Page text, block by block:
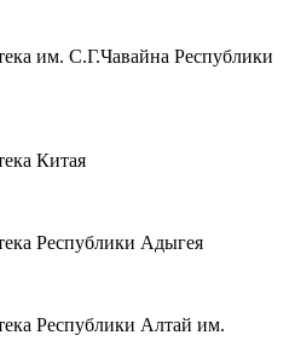
им. С.Г.Чавайна Республики
Китая
Республики Адыгея
Республики Алтай им.